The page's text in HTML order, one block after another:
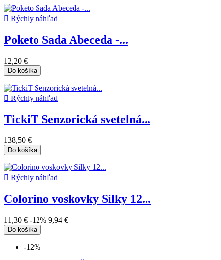
 Rýchly náhľad
Poketo Sada Abeceda -...
12,20 €
Do košíka
 Rýchly náhľad
TickiT Senzorická svetelná...
138,50 €
Do košíka
 Rýchly náhľad
Colorino voskovky Silky 12...
11,30 € -12% 9,94 €
Do košíka
-12%